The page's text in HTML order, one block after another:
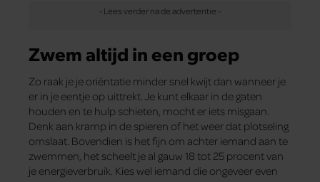
Zwem altijd in een groep
Zo raak je je oriëntatie minder snel kwijt dan wanneer je
er in je eentje op uittrekt. Je kunt elkaar in de gaten
houden en te hulp schieten, mocht er iets misgaan.
Denk aan kramp in de spieren of het weer dat plotseling
omslaat. Bovendien is het fijn om achter iemand aan te
zwemmen, het scheelt je al gauw 18 tot 25 ­procent van
je energieverbruik. Kies wel iemand die ongeveer even